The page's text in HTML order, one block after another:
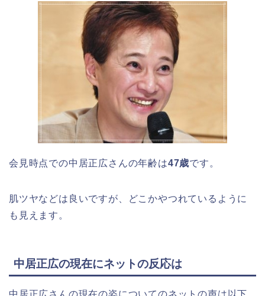
会見時点での中居正広さんの年齢は47歳です。
肌ツヤなどは良いですが、どこかやつれているように
も見えます。
中居正広の現在にネットの反応は
中居正広さんの現在の姿についてのネットの声は以下